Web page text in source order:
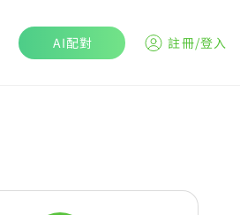
AI配對 註冊/登入